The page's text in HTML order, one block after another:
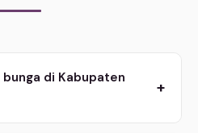
di Kabupaten
+